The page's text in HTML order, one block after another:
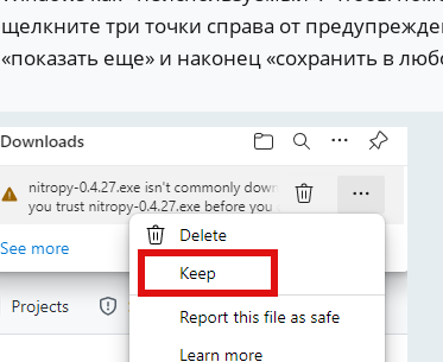
щелкните три точки справа от
«показать еще» и наконец «сохранить в